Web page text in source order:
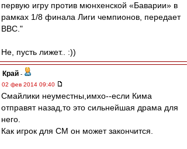
первую игру против мюнхенской «Баварии» в
рамках 1/8 финала Лиги чемпионов, передает
ВВС."
Не, пусть лижет.. :))
Край -
02 фев 2014 09:40
Смайлики неуместны,имхо--если Кима
отправят назад,то это сильнейшая драма для
него.
Как игрок для СМ он может закончится.